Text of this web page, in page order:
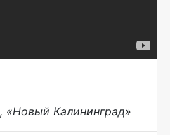
«Новый Калининград»